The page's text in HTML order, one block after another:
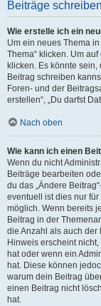
Beiträge schreiben
Wie erstelle ich ein
Um ein neues Thema
Thema“ klicken. Um
klicken. Es könnte
Beitrag schreiben
Foren- und der
erstellen“, „Du darfst
Nach oben
Wie kann ich einen
Wenn du nicht
Beiträge bearbeiten
du das „Ändere
eventuell ist dies nur
möglich. Wenn bereits
Beitrag in der
die Anzahl als auch
Hinweis erscheint
hat oder wenn ein
hat. Diese können
warum dein Beitrag
einen Beitrag nicht
hat.